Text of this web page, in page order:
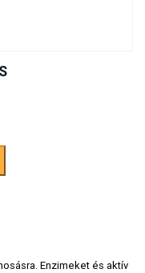
Enzimeket és aktív